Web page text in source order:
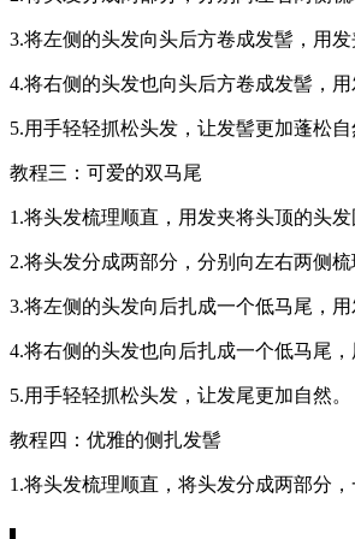
3.将左侧的头发向头后方卷成发髻，用发
4.将右侧的头发也向头后方卷成发髻，用
5.用手轻轻抓松头发，让发髻更加蓬松自
教程三：可爱的双马尾
1.将头发梳理顺直，用发夹将头顶的头发
2.将头发分成两部分，分别向左右两侧梳
3.将左侧的头发向后扎成一个低马尾，用
4.将右侧的头发也向后扎成一个低马尾，
5.用手轻轻抓松头发，让发尾更加自然。
教程四：优雅的侧扎发髻
1.将头发梳理顺直，将头发分成两部分